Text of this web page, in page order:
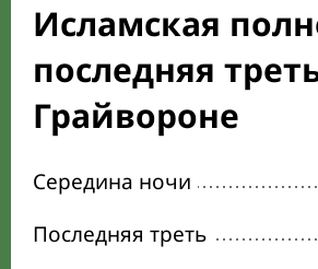
Исламская
последняя
Грайвороне
Середина ночи
Последняя треть